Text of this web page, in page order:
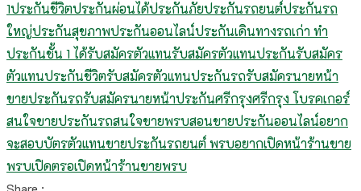
1ประกันชีวิตประกันผ่อนได้ประกันภัยประกันรถยนต์ประกันรถ
ใหญ่ประกันสุขภาพประกันออนไลน์ประกันเดินทางรถเก่า ทำ
ประกันชั้น 1 ได้รับสมัครตัวแทนรับสมัครตัวแทนประกันรับสมัคร
ตัวแทนประกันชีวิตรับสมัครตัวแทนประกันรถรับสมัครนายหน้า
ขายประกันรถรับสมัครนายหน้าประกันศรีกรุงศรีกรุง โบรคเกอร์
สนใจขายประกันรถสนใจขายพรบสอนขายประกันออนไลน์อยาก
จะสอบบัตรตัวแทนขายประกันรถยนต์ พรบอยากเปิดหน้าร้านขาย
พรบเปิดตรอเปิดหน้าร้านขายพรบ